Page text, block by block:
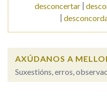
Nos exemplos
Na fraseoloxía
desconcertar
AXÚDANOS A
Suxestións, erros,